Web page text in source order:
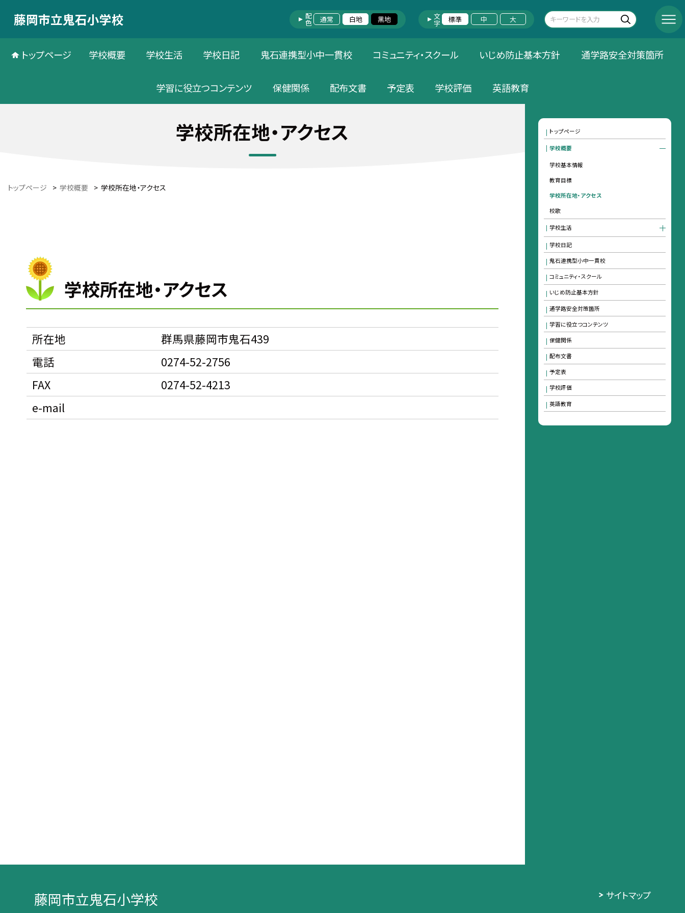
藤岡市立鬼石小学校 配色 通常 白地 黒地 文字 標準 中 大
トップページ 学校概要 学校生活 学校日記 鬼石連携型小中一貫校 コミュニティ・スクール いじめ防止基本方針 通学路安全対策箇所
学習に役立つコンテンツ 保健関係 配布文書 予定表 学校評価 英語教育
学校所在地・アクセス
トップページ > 学校概要 > 学校所在地・アクセス
学校所在地・アクセス
所在地
群馬県藤岡市鬼石439
電話
0274-52-2756
FAX
0274-52-4213
e-mail
トップページ
学校概要
学校基本情報
教育目標
学校所在地・アクセス
校歌
学校生活
学校日記
鬼石連携型小中一貫校
コミュニティ・スクール
いじめ防止基本方針
通学路安全対策箇所
学習に役立つコンテンツ
保健関係
配布文書
予定表
学校評価
英語教育
藤岡市立鬼石小学校 サイトマップ